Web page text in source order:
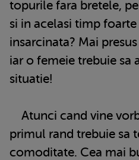
topurile fara bretele,
si in acelasi timp foarte
insarcinata? Mai
iar o femeie trebuie sa
situatie!
Atunci cand vine
primul rand trebuie sa
comoditate. Cea mai